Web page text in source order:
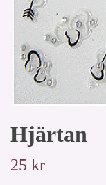
Hjärtan
25 kr